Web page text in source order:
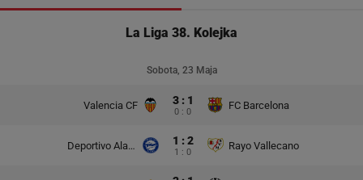
La Liga 38. Kolejka
Sobota, 23 Maja
Valencia CF 3 : 1
0 : 0
FC Barcelona
Deportivo Alaves 1 : 2
1 : 0
Rayo Vallecano